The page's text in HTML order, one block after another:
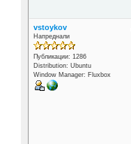
vstoykov
Напреднали
Публикации: 1286
Distribution: Ubuntu
Window Manager: Fluxbox